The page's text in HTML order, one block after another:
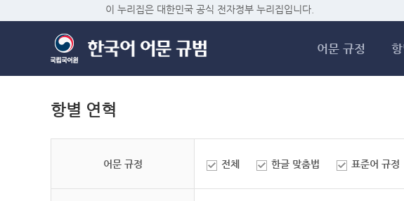
이 누리집은 대한민국 공식 전자정부 누리집입니다.
어문 규정
항별 연혁
어문 규정 전체 한글 맞춤법 표준어 규정